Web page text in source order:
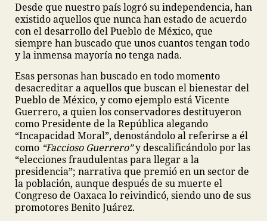
Desde que nuestro país logró su independencia, han
existido aquellos que nunca han estado de acuerdo
con el desarrollo del Pueblo de México, que
siempre han buscado que unos cuantos tengan todo
y la inmensa mayoría no tenga nada.
Esas personas han buscado en todo momento
desacreditar a aquellos que buscan el bienestar del
Pueblo de México, y como ejemplo está Vicente
Guerrero, a quien los conservadores destituyeron
como Presidente de la República alegando
“Incapacidad Moral”, denostándolo al referirse a él
como “Faccioso Guerrero”y descalificándolo por las
“elecciones fraudulentas para llegar a la
presidencia”; narrativa que premió en un sector de
la población, aunque después de su muerte el
Congreso de Oaxaca lo reivindicó, siendo uno de sus
promotores Benito Juárez.